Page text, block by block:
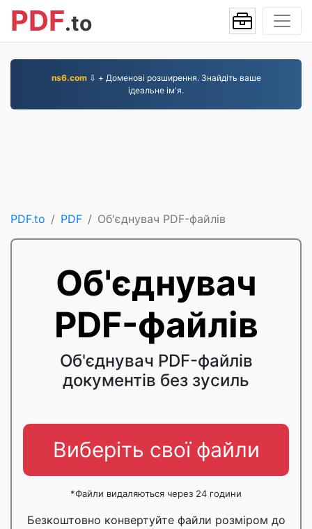
PDF.to
ns6.com⇩ + Доменові розширення. Знайдіть ваше
ідеальне ім'я.
PDF.to PDF Об'єднувач PDF-файлів
Об'єднувач
PDF-файлів
Об'єднувач PDF-файлів
документів без зусиль
Виберіть свої файли
*Файли видаляються через 24 години
Безкоштовно конвертуйте файли розміром до